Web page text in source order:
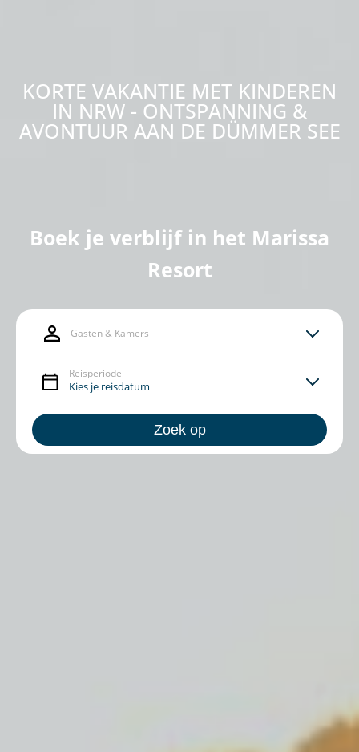
KORTE VAKANTIE MET KINDEREN
IN NRW - ONTSPANNING &
AVONTUUR AAN DE DÜMMER SEE
Boek je verblijf in het Marissa
Resort
Gasten & Kamers
Reisperiode
Zoek op